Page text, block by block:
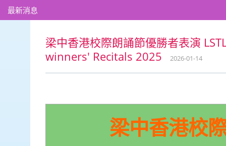
最新消息
梁中香港校際朗誦節優勝者表演
winners' Recitals 2025
2026-01-14
梁中香港校